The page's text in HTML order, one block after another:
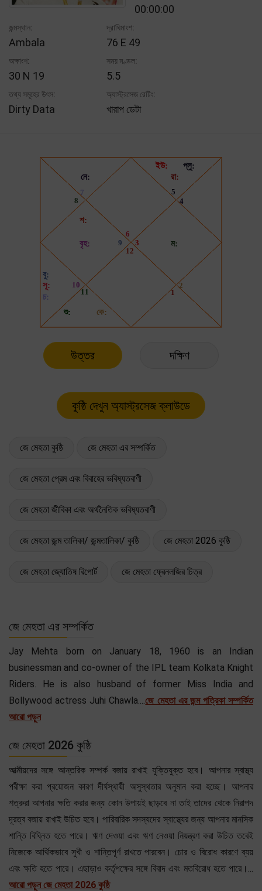
00:00:00
জন্মস্থান:
Ambala
দ্রাঘিমাংশ:
76 E 49
অক্ষাংশ:
30 N 19
সময় মণ্ডল:
5.5
তথ্য সমূহের উৎস:
Dirty Data
অ্যাস্ট্রসেজ রেটিং:
খারাপ ডেটা
উত্তর দক্ষিণ
জে মেহতা কুষ্ঠি জে মেহতা এর সম্পর্কিত
জে মেহতা প্রেম এবং বিবাহের ভবিষ্যতবাণী
জে মেহতা জীবিকা এবং অর্থনৈতিক ভবিষ্যতবাণী
জে মেহতা জন্ম তালিকা/ জন্মতালিকা/ কুষ্ঠি জে মেহতা 2026 কুষ্ঠি
জে মেহতা জ্যোতিষ রিপোর্ট জে মেহতা ফ্রেনলজির চিত্র
জে মেহতা এর সম্পর্কিত
Jay Mehta born on January 18, 1960 is an Indian
businessman and co-owner of the IPL team Kolkata Knight
Riders. He is also husband of former Miss India and
Bollywood actress Juhi Chawla....জে মেহতা এর জন্ম পত্রিকা সম্পর্কিত
আরো পড়ুন
জে মেহতা 2026 কুষ্ঠি
আত্মীয়দের সঙ্গে আন্তরিক সম্পর্ক বজায় রাখাই যুক্তিযুক্ত হবে। আপনার স্বাস্থ্য
পরীক্ষা করা প্রয়োজন কারণ দীর্ঘস্থায়ী অসুস্থতার অনুমান করা হচ্ছে। আপনার
শত্রুরা আপনার ক্ষতি করার জন্য কোন উপায়ই ছাড়বে না তাই তাদের থেকে নিরাপদ
দূরত্ব বজায় রাখাই উচিত হবে। পারিবারিক সদস্যদের স্বাস্থ্যের জন্য আপনার মানসিক
শান্তি বিঘ্নিত হতে পারে। ঋণ দেওয়া এবং ঋণ নেওয়া নিয়ন্ত্রণ করা উচিত তবেই
নিজেকে আর্থিকভাবে সুখী ও শান্তিপূর্ণ রাখতে পারবেন। চোর ও বিরোধ কারণে ব্যয়
এবং ক্ষতি হতে পারে। এছাড়াও কর্তৃপক্ষের সঙ্গে বিবাদ এবং মতবিরোধ হতে পারে।...
আরো পড়ুন জে মেহতা 2026 কুষ্ঠি